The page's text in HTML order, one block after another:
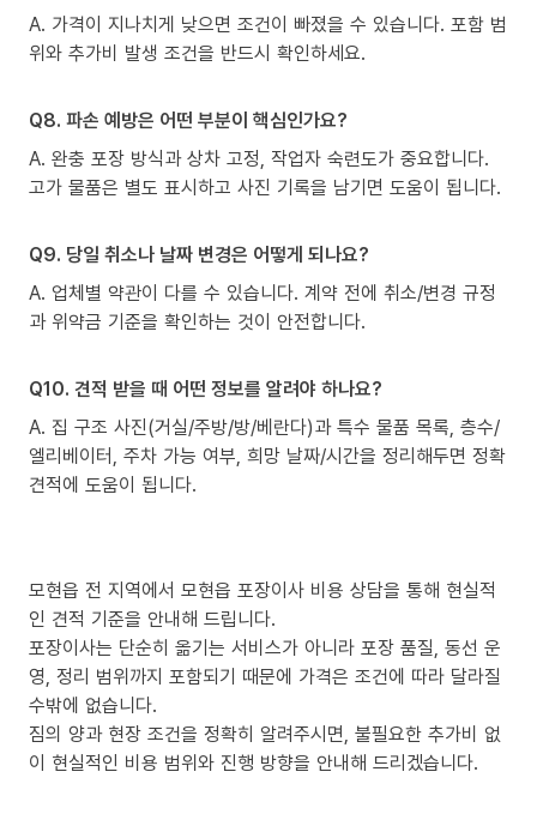
A. 가격이 지나치게 낮으면 조건이 빠졌을 수 있습니다. 포함 범
위와 추가비 발생 조건을 반드시 확인하세요.
Q8. 파손 예방은 어떤 부분이 핵심인가요?
A. 완충 포장 방식과 상차 고정, 작업자 숙련도가 중요합니다.
고가 물품은 별도 표시하고 사진 기록을 남기면 도움이 됩니다.
Q9. 당일 취소나 날짜 변경은 어떻게 되나요?
A. 업체별 약관이 다를 수 있습니다. 계약 전에 취소/변경 규정
과 위약금 기준을 확인하는 것이 안전합니다.
Q10. 견적 받을 때 어떤 정보를 알려야 하나요?
A. 집 구조 사진(거실/주방/방/베란다)과 특수 물품 목록, 층수/
엘리베이터, 주차 가능 여부, 희망 날짜/시간을 정리해두면 정확
견적에 도움이 됩니다.
모현읍 전 지역에서 모현읍 포장이사 비용 상담을 통해 현실적
인 견적 기준을 안내해 드립니다.
포장이사는 단순히 옮기는 서비스가 아니라 포장 품질, 동선 운
영, 정리 범위까지 포함되기 때문에 가격은 조건에 따라 달라질
수밖에 없습니다.
짐의 양과 현장 조건을 정확히 알려주시면, 불필요한 추가비 없
이 현실적인 비용 범위와 진행 방향을 안내해 드리겠습니다.